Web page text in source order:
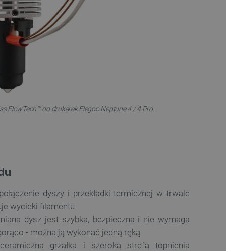
FlowTech™ do drukarek Elegoo Neptune 4 / 4 Pro.
dyszy i przekładki termicznej w trwale
wycieki filamentu
dysz jest szybka, bezpieczna i nie wymaga
- można ją wykonać jedną ręką
grzałka i szeroka strefa topnienia